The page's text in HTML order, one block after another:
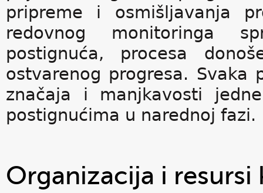
pripreme i osmišljavanja
redovnog monitoringa
postignuća, procesa
ostvarenog progresa. Svaka
značaja i manjkavosti
postignućima u narednoj fazi.
Organizacija i